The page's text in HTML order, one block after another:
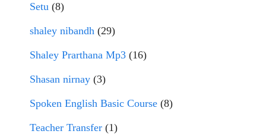
Setu (8)
shaley nibandh (29)
Shaley Prarthana Mp3 (16)
Shasan nirnay (3)
Spoken English Basic Course (8)
Teacher Transfer (1)